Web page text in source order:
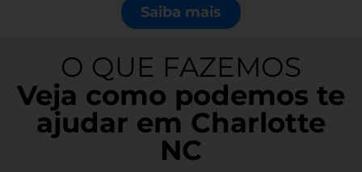
Saiba mais
O QUE FAZEMOS
Veja como podemos te
ajudar em Charlotte
NC